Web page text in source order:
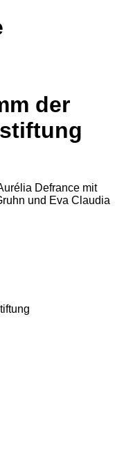
der
Defrance mit
und Eva Claudia